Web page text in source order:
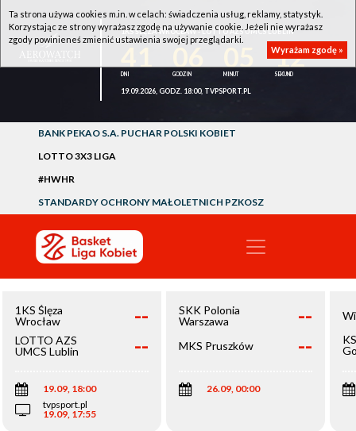
1KS ŚLĘZA WROCŁAW - LOTTO AZS UMCS LUBLIN
12
19.09.2026, GODZ. 18:00, TVPSPORT.PL
BANK PEKAO S.A. PUCHAR POLSKI KOBIET
LOTTO 3X3 LIGA
#HWHR
STANDARDY OCHRONY MAŁOLETNICH PZKOSZ
1KS Ślęza
Wrocław
--
LOTTO AZS
UMCS Lublin
--
19.09, 18:00
tvpsport.pl
19.09, 17:55
SKK Polonia
Warszawa
--
MKS Pruszków --
26.09, 00:00
Ta strona używa cookies m.in. w celach: świadczenia usług, reklamy, statystyk.
Korzystając ze strony wyrażasz zgodę na używanie cookie. Jeżeli nie wyrażasz
zgody powinieneś zmienić ustawienia swojej przeglądarki.
Wyrażam zgodę »